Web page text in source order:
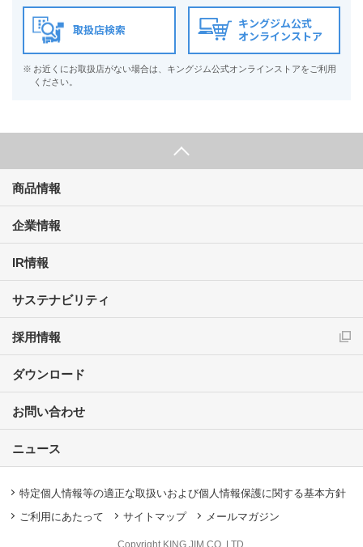
取扱店検索
キングジム公式
オンラインストア
※ お近くにお取扱店がない場合は、キングジム公式オンラインストアをご利用
ください。
商品情報
企業情報
IR情報
サステナビリティ
採用情報
ダウンロード
お問い合わせ
ニュース
特定個人情報等の適正な取扱いおよび個人情報保護に関する基本方針
ご利用にあたって
サイトマップ メールマガジン